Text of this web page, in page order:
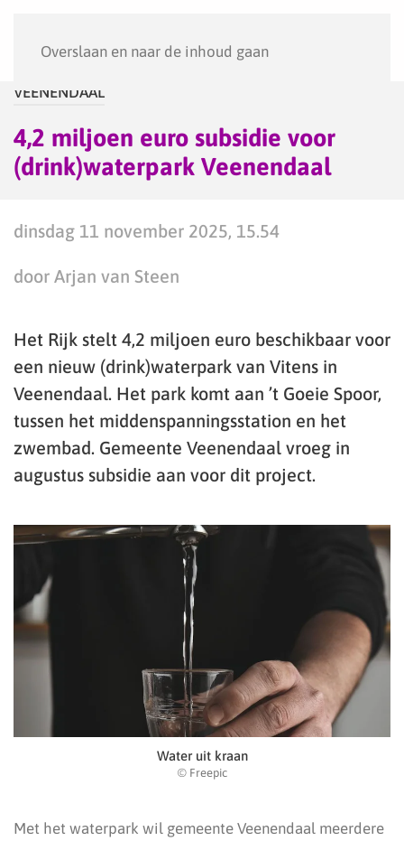
Overslaan en naar de inhoud gaan
VEENENDAAL
4,2 miljoen euro subsidie voor
(drink)waterpark Veenendaal
dinsdag 11 november 2025, 15.54
door Arjan van Steen
Het Rijk stelt 4,2 miljoen euro beschikbaar voor
een nieuw (drink)waterpark van Vitens in
Veenendaal. Het park komt aan ’t Goeie Spoor,
tussen het middenspanningsstation en het
zwembad. Gemeente Veenendaal vroeg in
augustus subsidie aan voor dit project.
Water uit kraan
© Freepic
Met het waterpark wil gemeente Veenendaal meerdere